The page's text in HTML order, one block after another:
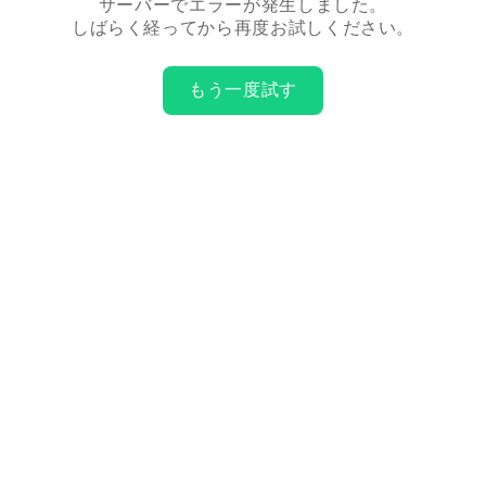
サーバーでエラーが発生しました。
しばらく経ってから再度お試しください。
もう一度試す